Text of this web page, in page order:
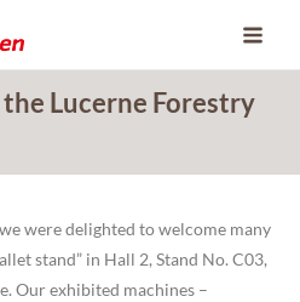
Lucerne Forestry
were delighted to welcome many
stand” in Hall 2, Stand No. C03,
Our exhibited machines –